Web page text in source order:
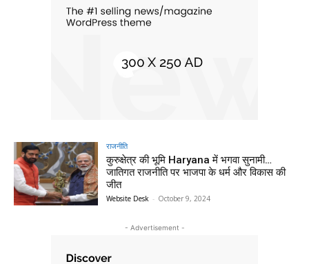
राजनीति
कुरुक्षेत्र की भूमि Haryana में भगवा सुनामी…
जातिगत राजनीति पर भाजपा के धर्म और विकास की
जीत
Website Desk - October 9, 2024
- Advertisement -